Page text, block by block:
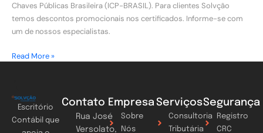
Chaves Públicas Brasileira (ICP-BRASIL). Para clientes Solvção
temos descontos promocionais nos certificados. Informe-se com
um de nossos especialistas.
Read More »
Escritório
Contábil que
Contato
Rua José
Versolato,
Empresa
Sobre
Nós
Serviços
Consultoria
Tributária
Segurança
Registro
CRC